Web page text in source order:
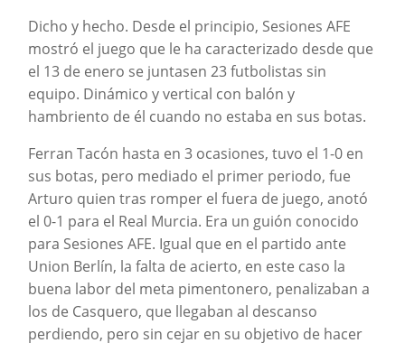
Dicho y hecho. Desde el principio, Sesiones AFE
mostró el juego que le ha caracterizado desde que
el 13 de enero se juntasen 23 futbolistas sin
equipo. Dinámico y vertical con balón y
hambriento de él cuando no estaba en sus botas.
Ferran Tacón hasta en 3 ocasiones, tuvo el 1-0 en
sus botas, pero mediado el primer periodo, fue
Arturo quien tras romper el fuera de juego, anotó
el 0-1 para el Real Murcia. Era un guión conocido
para Sesiones AFE. Igual que en el partido ante
Union Berlín, la falta de acierto, en este caso la
buena labor del meta pimentonero, penalizaban a
los de Casquero, que llegaban al descanso
perdiendo, pero sin cejar en su objetivo de hacer